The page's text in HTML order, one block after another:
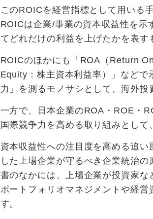
このROICを経営指標として用いる
ROICは企業/事業の資本収益性を示
てどれだけの利益を上げたかを表す
ROICのほかにも「ROA（Return
Equity：株主資本利益率）」などで
力」を測るモノサシとして、海外投
一方で、日本企業のROA・ROE・
国際競争力を高める取り組みとして
資本収益性への注目度を高める追
した上場企業が守るべき企業統治
書のなかには、上場企業が投資家
ポートフォリオマネジメントや経
す。